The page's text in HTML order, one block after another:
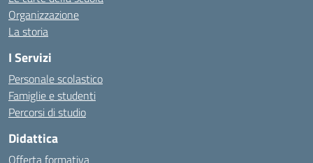
Organizzazione
La storia
I Servizi
Personale scolastico
Famiglie e studenti
Percorsi di studio
Didattica
Offerta formativa